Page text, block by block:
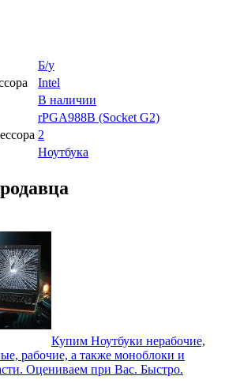
Б/у
Intel
В наличии
rPGA988В (Socket G2)
2
Ноутбука
Купим Ноутбуки нерабочие,
рабочие, а также моноблоки и
Оцениваем при Вас. Быстро.